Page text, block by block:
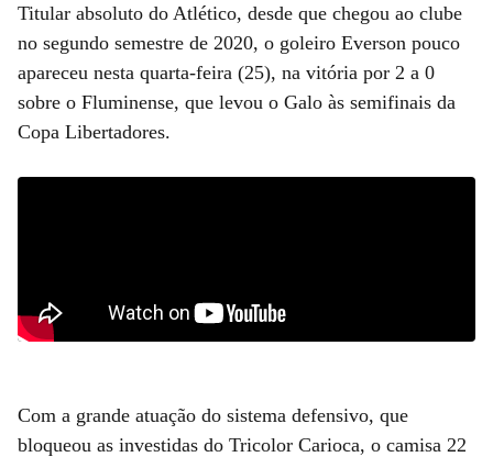
Titular absoluto do Atlético, desde que chegou ao clube
no segundo semestre de 2020, o goleiro Everson pouco
apareceu nesta quarta-feira (25), na vitória por 2 a 0
sobre o Fluminense, que levou o Galo às semifinais da
Copa Libertadores.
Com a grande atuação do sistema defensivo, que
bloqueou as investidas do Tricolor Carioca, o camisa 22